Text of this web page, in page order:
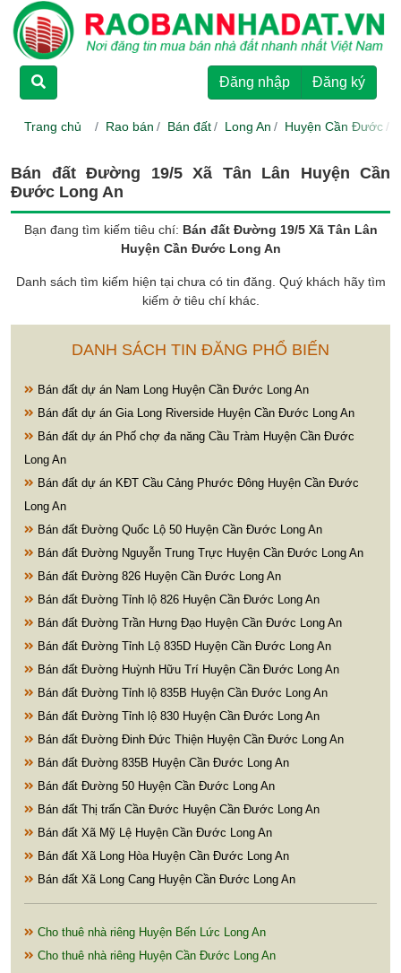
Đăng nhập Đăng ký
Trang chủ Rao bán Bán đất Long An Huyện Cần Đước
Bán đất Đường 19/5 Xã Tân Lân Huyện Cần
Đước Long An
Bạn đang tìm kiếm tiêu chí: Bán đất Đường 19/5 Xã Tân Lân
Huyện Cần Đước Long An
Danh sách tìm kiếm hiện tại chưa có tin đăng. Quý khách hãy tìm
kiếm ở tiêu chí khác.
DANH SÁCH TIN ĐĂNG PHỔ BIẾN
Bán đất dự án Nam Long Huyện Cần Đước Long An
Bán đất dự án Gia Long Riverside Huyện Cần Đước Long An
Bán đất dự án Phố chợ đa năng Cầu Tràm Huyện Cần Đước
Long An
Bán đất dự án KĐT Cầu Cảng Phước Đông Huyện Cần Đước
Long An
Bán đất Đường Quốc Lộ 50 Huyện Cần Đước Long An
Bán đất Đường Nguyễn Trung Trực Huyện Cần Đước Long An
Bán đất Đường 826 Huyện Cần Đước Long An
Bán đất Đường Tỉnh lộ 826 Huyện Cần Đước Long An
Bán đất Đường Trần Hưng Đạo Huyện Cần Đước Long An
Bán đất Đường Tỉnh Lộ 835D Huyện Cần Đước Long An
Bán đất Đường Huỳnh Hữu Trí Huyện Cần Đước Long An
Bán đất Đường Tỉnh lộ 835B Huyện Cần Đước Long An
Bán đất Đường Tỉnh lộ 830 Huyện Cần Đước Long An
Bán đất Đường Đinh Đức Thiện Huyện Cần Đước Long An
Bán đất Đường 835B Huyện Cần Đước Long An
Bán đất Đường 50 Huyện Cần Đước Long An
Bán đất Thị trấn Cần Đước Huyện Cần Đước Long An
Bán đất Xã Mỹ Lệ Huyện Cần Đước Long An
Bán đất Xã Long Hòa Huyện Cần Đước Long An
Bán đất Xã Long Cang Huyện Cần Đước Long An
Cho thuê nhà riêng Huyện Bến Lức Long An
Cho thuê nhà riêng Huyện Cần Đước Long An
TRANG CHỦ
CHO THUÊ
DỰ ÁN
LIÊN HỆ